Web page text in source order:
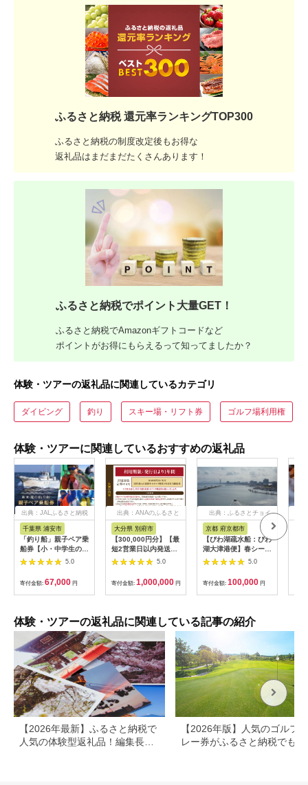
ふるさと納税 還元率ランキングTOP300
ふるさと納税の制度改定後もお得な
返礼品はまだまだたくさんあります！
ふるさと納税でポイント大量GET！
ふるさと納税でAmazonギフトコードなど
ポイントがお得にもらえるって知ってましたか？
体験・ツアーの返礼品に関連しているカテゴリ
ダイビング 釣り スキー場・リフト券 ゴルフ場利用権
体験・ツアーに関連しているおすすめの返礼品
出典：JALふるさと納税
千葉県 浦安市
「釣り船」親子ペア乗
船券【小・中学生のお
子様】
5.0
寄付金額: 67,000 円
出典：ANAのふるさと
大分県 別府市
【300,000円分】【最
短2営業日以内発送】
別府市内の旅館やホテ
ルで使用できる宿泊補
助券 楽しい旅の思い
出を！ 宿泊券 大分県
別府市 3000円 15000
円 30万円 ホテル 旅
館 温泉 旅行 観光 ト
ケット クーポン 宿泊
お泊り 別府温泉 別府
観光 地獄めぐり 旅 お
すすめ 人気 体験型 節
約_B030-007
5.0
寄付金額: 1,000,000 円
出典：ふるさとチョイ
京都 府京都市
【びわ湖疏水船：びわ
湖大津港便】春シーズ
ン先行予約権（２名様
分の乗船予約の権利）
5.0
寄付金額: 100,000 円
体験・ツアーの返礼品に関連している記事の紹介
【2026年最新】ふるさと納税で
人気の体験型返礼品！編集長お
【2026年版】人気のゴルフ
レー券がふるさと納税でもら